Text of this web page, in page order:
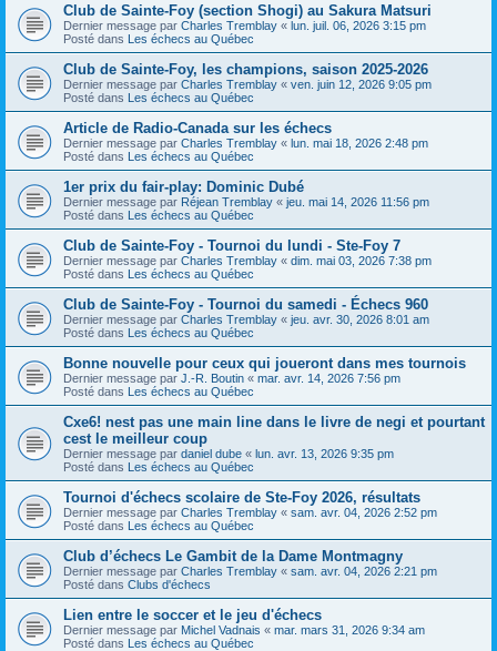
Club de Sainte-Foy (section Shogi) au Sakura Matsuri
Dernier message par Charles Tremblay « lun. juil. 06, 2026 3:15 pm
Posté dans Les échecs au Québec
Club de Sainte-Foy, les champions, saison 2025-2026
Dernier message par Charles Tremblay « ven. juin 12, 2026 9:05 pm
Posté dans Les échecs au Québec
Article de Radio-Canada sur les échecs
Dernier message par Charles Tremblay « lun. mai 18, 2026 2:48 pm
Posté dans Les échecs au Québec
1er prix du fair-play: Dominic Dubé
Dernier message par Réjean Tremblay « jeu. mai 14, 2026 11:56 pm
Posté dans Les échecs au Québec
Club de Sainte-Foy - Tournoi du lundi - Ste-Foy 7
Dernier message par Charles Tremblay « dim. mai 03, 2026 7:38 pm
Posté dans Les échecs au Québec
Club de Sainte-Foy - Tournoi du samedi - Échecs 960
Dernier message par Charles Tremblay « jeu. avr. 30, 2026 8:01 am
Posté dans Les échecs au Québec
Bonne nouvelle pour ceux qui joueront dans mes tournois
Dernier message par J.-R. Boutin « mar. avr. 14, 2026 7:56 pm
Posté dans Les échecs au Québec
Cxe6! nest pas une main line dans le livre de negi et pourtant
cest le meilleur coup
Dernier message par daniel dube « lun. avr. 13, 2026 9:35 pm
Posté dans Les échecs au Québec
Tournoi d'échecs scolaire de Ste-Foy 2026, résultats
Dernier message par Charles Tremblay « sam. avr. 04, 2026 2:52 pm
Posté dans Les échecs au Québec
Club d’échecs Le Gambit de la Dame Montmagny
Dernier message par Charles Tremblay « sam. avr. 04, 2026 2:21 pm
Posté dans Clubs d'échecs
Lien entre le soccer et le jeu d'échecs
Dernier message par Michel Vadnais « mar. mars 31, 2026 9:34 am
Posté dans Les échecs au Québec